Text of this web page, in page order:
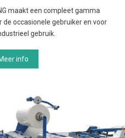
maakt een compleet gamma
occasionele gebruiker en voor
gebruik.
info